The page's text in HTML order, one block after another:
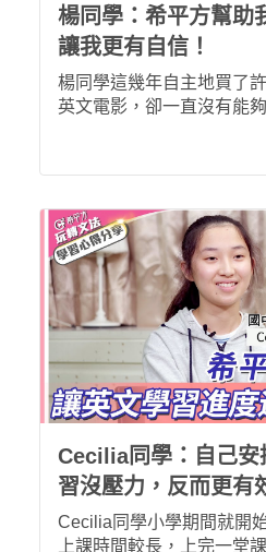
楊同學：希平方幫助
讓我更有自信！
楊同學這幾年自主地買了
英文電影，卻一直沒有能
路上看到了希平方英語職
後發現這門課非常符合她
不但增加，也不再排斥英
件快樂的事情！
Cecilia同學：自己安
習沒壓力，反而更有
Cecilia同學小學期間就開
上課時間較長，上完一堂